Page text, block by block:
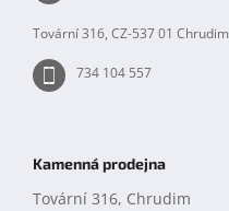
Tovární 316, CZ-537 01 Chrudim
734 104 557
Kamenná prodejna
Tovární 316, Chrudim